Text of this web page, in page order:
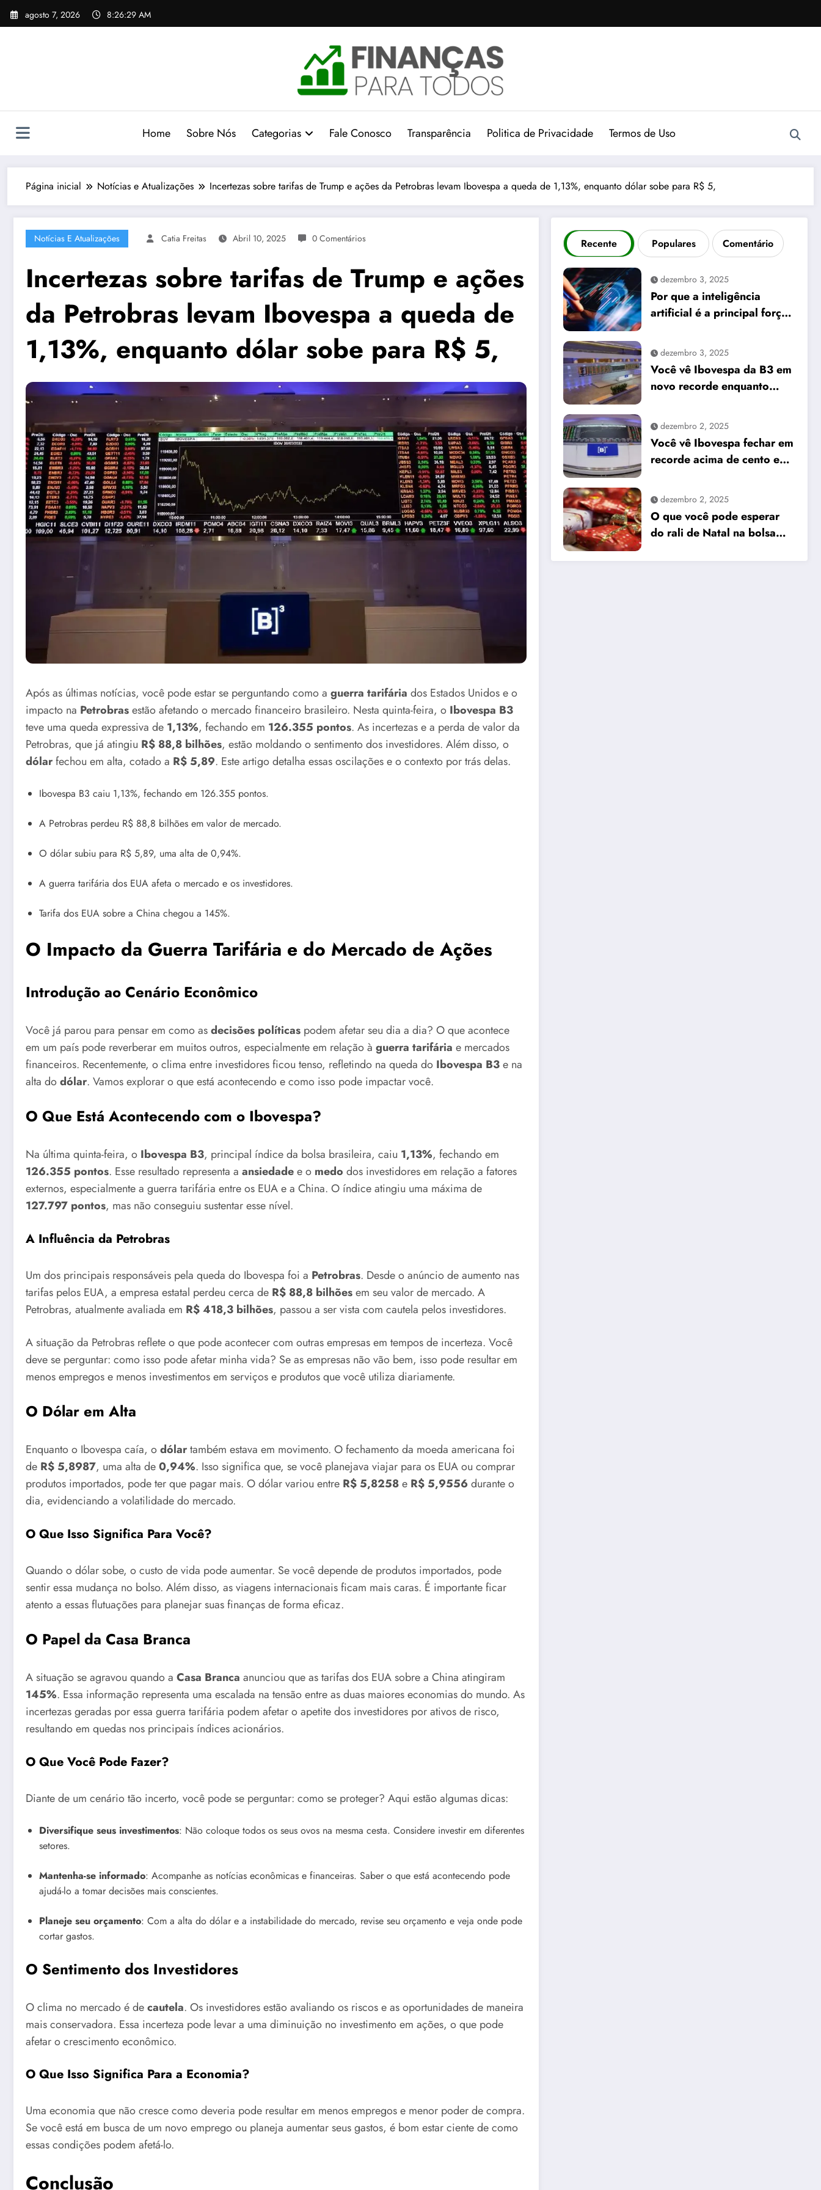
Pular
para
agosto 7, 2026 8:26:30 AM
Home Sobre Nós Categorias Fale Conosco Transparência Politica de Privacidade Termos de Uso
Página inicial Notícias e Atualizações Incertezas sobre tarifas de Trump e ações da Petrobras levam Ibovespa a queda de 1,13%, enquanto dólar sobe para R$ 5,
Notícias E Atualizações Catia Freitas Abril 10, 2025 0 Comentários
Incertezas sobre tarifas de Trump e ações
da Petrobras levam Ibovespa a queda de
1,13%, enquanto dólar sobe para R$ 5,
Após as últimas notícias, você pode estar se perguntando como a guerra tarifária dos Estados Unidos e o
impacto na Petrobrasestão afetando o mercado financeiro brasileiro. Nesta quinta-feira, o Ibovespa B3
teve uma queda expressiva de 1,13%, fechando em 126.355 pontos. As incertezas e a perda de valor da
Petrobras, que já atingiu R$ 88,8 bilhões, estão moldando o sentimento dos investidores. Além disso, o
dólarfechou em alta, cotado a R$ 5,89. Este artigo detalha essas oscilações e o contexto por trás delas.
Ibovespa B3 caiu 1,13%, fechando em 126.355 pontos.
A Petrobras perdeu R$ 88,8 bilhões em valor de mercado.
O dólar subiu para R$ 5,89, uma alta de 0,94%.
A guerra tarifária dos EUA afeta o mercado e os investidores.
Tarifa dos EUA sobre a China chegou a 145%.
O Impacto da Guerra Tarifária e do Mercado de Ações
Introdução ao Cenário Econômico
Você já parou para pensar em como asdecisões políticas podem afetar seu dia a dia? O que acontece
em um país pode reverberar em muitos outros, especialmente em relação à guerra tarifária e mercados
financeiros. Recentemente, o clima entre investidores ficou tenso, refletindo na queda do Ibovespa B3e na
alta dodólar. Vamos explorar o que está acontecendo e como isso pode impactar você.
O Que Está Acontecendo com o Ibovespa?
Na última quinta-feira, o Ibovespa B3, principal índice da bolsa brasileira, caiu 1,13%, fechando em
126.355 pontos. Esse resultado representa a ansiedadee o medo dos investidores em relação a fatores
externos, especialmente a guerra tarifária entre os EUA e a China. O índice atingiu uma máxima de
127.797 pontos, mas não conseguiu sustentar esse nível.
A Influência da Petrobras
Um dos principais responsáveis pela queda do Ibovespa foi a Petrobras. Desde o anúncio de aumento nas
tarifas pelos EUA, a empresa estatal perdeu cerca de R$ 88,8 bilhõesem seu valor de mercado. A
Petrobras, atualmente avaliada em R$ 418,3 bilhões, passou a ser vista com cautela pelos investidores.
A situação da Petrobras reflete o que pode acontecer com outras empresas em tempos de incerteza. Você
deve se perguntar: como isso pode afetar minha vida? Se as empresas não vão bem, isso pode resultar em
menos empregos e menos investimentos em serviços e produtos que você utiliza diariamente.
O Dólar em Alta
Enquanto o Ibovespa caía, odólartambém estava em movimento. O fechamento da moeda americana foi
de R$ 5,8987, uma alta de0,94%. Isso significa que, se você planejava viajar para os EUA ou comprar
produtos importados, pode ter que pagar mais. O dólar variou entre R$ 5,8258e R$ 5,9556 durante o
dia, evidenciando a volatilidade do mercado.
O Que Isso Significa Para Você?
Quando o dólar sobe, o custo de vida pode aumentar. Se você depende de produtos importados, pode
sentir essa mudança no bolso. Além disso, as viagens internacionais ficam mais caras. É importante ficar
atento a essas flutuações para planejar suas finanças de forma eficaz.
O Papel da Casa Branca
A situação se agravou quando a Casa Branca anunciou que as tarifas dos EUA sobre a China atingiram
145%. Essa informação representa uma escalada na tensão entre as duas maiores economias do mundo. As
incertezas geradas por essa guerra tarifária podem afetar o apetite dos investidores por ativos de risco,
resultando em quedas nos principais índices acionários.
O Que Você Pode Fazer?
Diante de um cenário tão incerto, você pode se perguntar: como se proteger? Aqui estão algumas dicas:
Diversifique seus investimentos: Não coloque todos os seus ovos na mesma cesta. Considere investir em diferentes
setores.
Mantenha-se informado: Acompanhe as notícias econômicas e financeiras. Saber o que está acontecendo pode
ajudá-lo a tomar decisões mais conscientes.
Planeje seu orçamento: Com a alta do dólar e a instabilidade do mercado, revise seu orçamento e veja onde pode
cortar gastos.
O Sentimento dos Investidores
O clima no mercado é decautela. Os investidores estão avaliando os riscos e as oportunidades de maneira
mais conservadora. Essa incerteza pode levar a uma diminuição no investimento em ações, o que pode
afetar o crescimento econômico.
O Que Isso Significa Para a Economia?
Uma economia que não cresce como deveria pode resultar em menos empregos e menor poder de compra.
Se você está em busca de um novo emprego ou planeja aumentar seus gastos, é bom estar ciente de como
essas condições podem afetá-lo.
Conclusão
Recente Populares Comentário
dezembro 3, 2025
Por que a inteligência
artificial é a principal força
significa para seus
investimentos
dezembro 3, 2025
Você vê Ibovespa da B3 em
novo recorde enquanto
dezembro 2, 2025
Você vê Ibovespa fechar em
recorde acima de cento e
enquanto dólar recua para
cinco reais e trinta e três
centavos
dezembro 2, 2025
O que você pode esperar
do rali de Natal na bolsa